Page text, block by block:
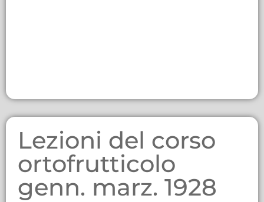
Lezioni del corso
ortofrutticolo
genn. marz. 1928